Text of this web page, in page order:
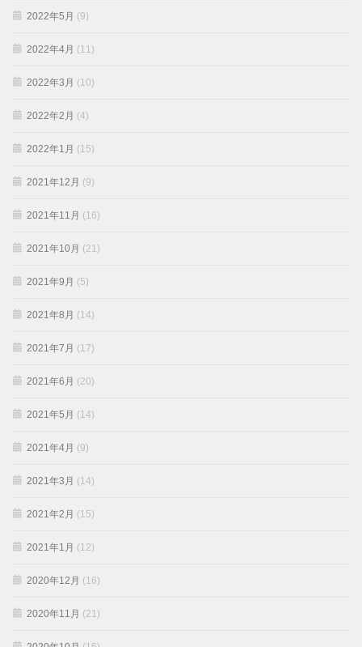
2022年5月 (9)
2022年4月 (11)
2022年3月 (10)
2022年2月 (4)
2022年1月 (15)
2021年12月 (9)
2021年11月 (16)
2021年10月 (21)
2021年9月 (5)
2021年8月 (14)
2021年7月 (17)
2021年6月 (20)
2021年5月 (14)
2021年4月 (9)
2021年3月 (14)
2021年2月 (15)
2021年1月 (12)
2020年12月 (16)
2020年11月 (21)